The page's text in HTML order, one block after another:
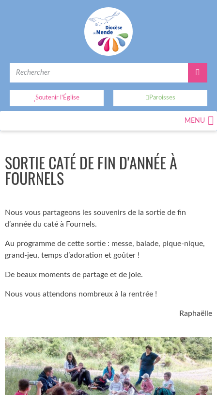
Soutenir l'Église Paroisses
MENU
SORTIE CATÉ DE FIN D'ANNÉE À
FOURNELS
Nous vous partageons les souvenirs de la sortie de fin
d’année du caté à Fournels.
Au programme de cette sortie : messe, balade, pique-nique,
grand-jeu, temps d’adoration et goûter !
De beaux moments de partage et de joie.
Nous vous attendons nombreux à la rentrée !
Raphaëlle